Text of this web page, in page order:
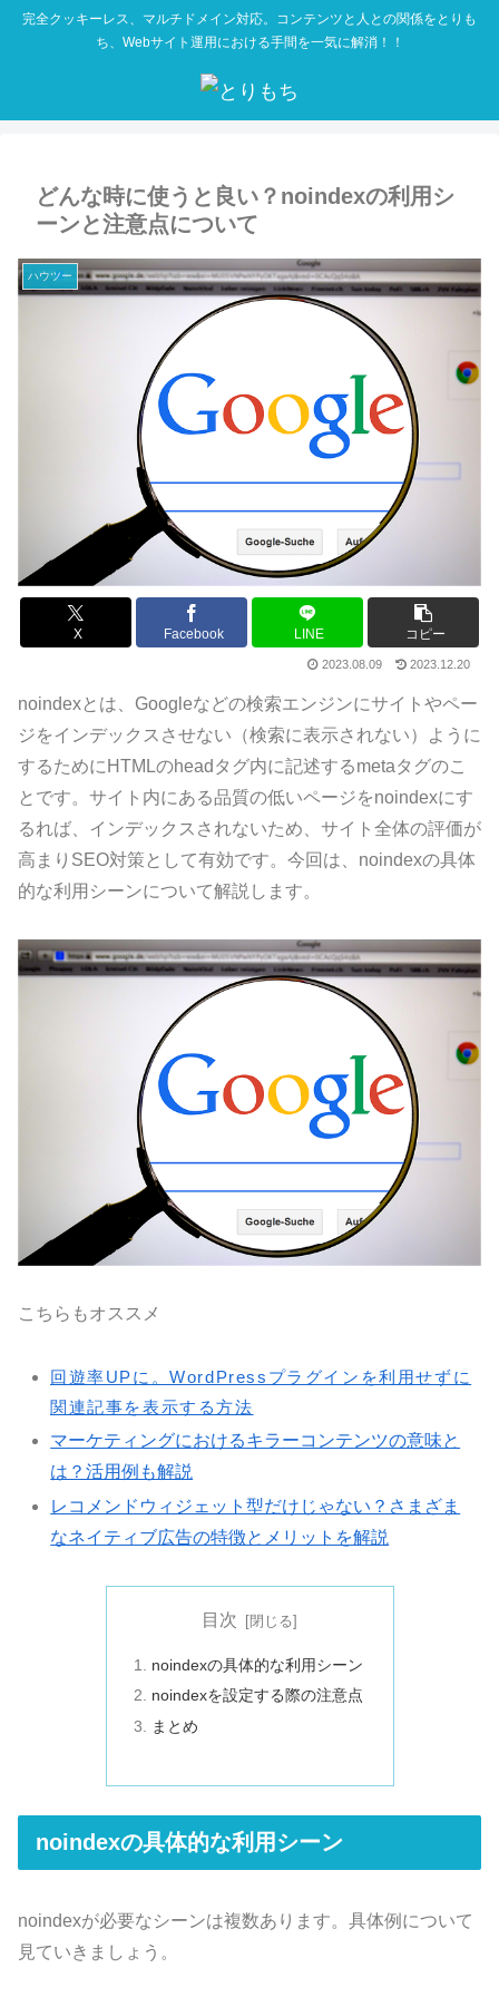
完全クッキーレス、マルチドメイン対応。コンテンツと人との関係をとりも
ち、Webサイト運用における手間を一気に解消！！
どんな時に使うと良い？noindexの利用シ
ーンと注意点について
ハウツー
X Facebook LINE コピー
2023.08.09 2023.12.20
noindexとは、Googleなどの検索エンジンにサイトやペー
ジをインデックスさせない（検索に表示されない）ように
するためにHTMLのheadタグ内に記述するmetaタグのこ
とです。サイト内にある品質の低いページをnoindexにす
るれば、インデックスされないため、サイト全体の評価が
高まりSEO対策として有効です。今回は、noindexの具体
的な利用シーンについて解説します。
こちらもオススメ
回遊率UPに。WordPressプラグインを利用せずに
関連記事を表示する方法
マーケティングにおけるキラーコンテンツの意味と
は？活用例も解説
レコメンドウィジェット型だけじゃない？さまざま
なネイティブ広告の特徴とメリットを解説
目次
noindexの具体的な利用シーン
noindexを設定する際の注意点
まとめ
noindexの具体的な利用シーン
noindexが必要なシーンは複数あります。具体例について
見ていきましょう。